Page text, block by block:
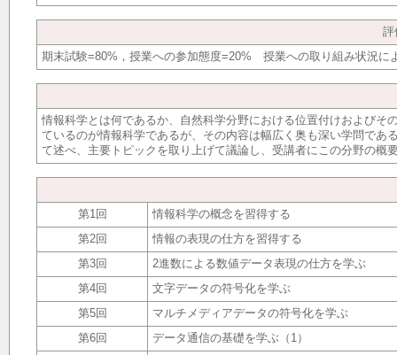
評
期末試験=80%，授業への参加態度=20% 授業への取り組み状況に
情報科学とは何であるか、自然科学分野における位置付けおよび
ているのが情報科学であるが、その内容は幅広く奥も深い学問で
て述べ、主要トピックを取り上げて議論し、受講者にこの分野の概
第1回
情報科学の概念を習得する
第2回
情報の表現の仕方を習得する
第3回
2進数による数値データ表現の仕方を学ぶ
第4回
文字データの符号化を学ぶ
第5回
マルチメディアデータの符号化を学ぶ
第6回
データ通信の基礎を学ぶ（1）